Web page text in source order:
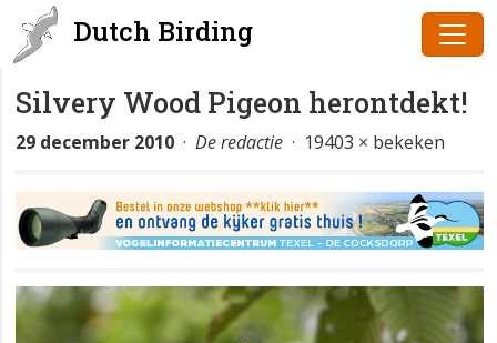
Dutch Birding
Silvery Wood Pigeon herontdekt!
29 december 2010 · De redactie · 19403 × bekeken